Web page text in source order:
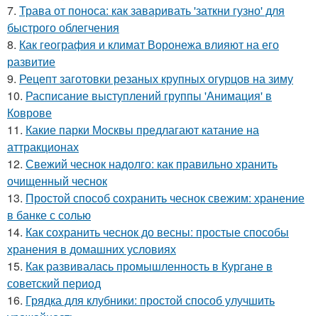
7. Трава от поноса: как заваривать 'заткни гузно' для
быстрого облегчения
8. Как география и климат Воронежа влияют на его
развитие
9. Рецепт заготовки резаных крупных огурцов на зиму
10. Расписание выступлений группы 'Анимация' в
Коврове
11. Какие парки Москвы предлагают катание на
аттракционах
12. Свежий чеснок надолго: как правильно хранить
очищенный чеснок
13. Простой способ сохранить чеснок свежим: хранение
в банке с солью
14. Как сохранить чеснок до весны: простые способы
хранения в домашних условиях
15. Как развивалась промышленность в Кургане в
советский период
16. Грядка для клубники: простой способ улучшить